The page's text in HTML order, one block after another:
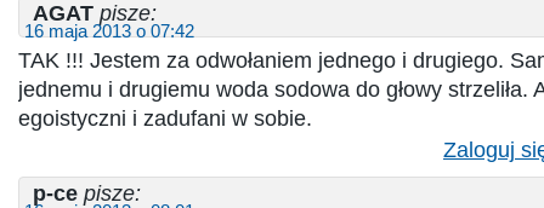
AGAT pisze:
16 maja 2013 o 07:42
TAK !!! Jestem za odwołaniem jednego i drugiego.
jednemu i drugiemu woda sodowa do głowy strzeliła.
egoistyczni i zadufani w sobie.
Zaloguj
p-ce pisze: